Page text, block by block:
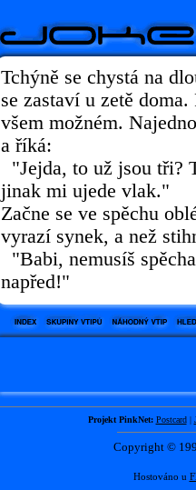
Tchýně se chystá na
se zastaví u zetě
všem možném.
a říká:
"Jejda, to už jsou tři?
jinak mi ujede vlak."
Začne se ve spěchu
vyrazí synek, a než
"Babi, nemusíš
napřed!"
Projekt PinkNet: Postcard|
Copyright ©
Hostováno u